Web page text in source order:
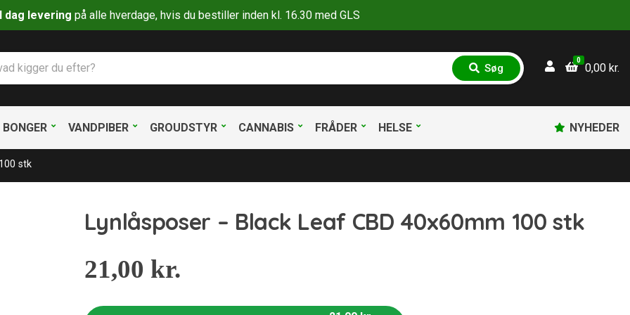
dag levering på alle hverdage, hvis du bestiller inden kl. 16.30 med GLS
S
ø
Søg
0
0,00 kr.
BONGER VANDPIBER GROUDSTYR CANNABIS FRÅDER HELSE NYHEDER
stk
Lynlåsposer – Black Leaf CBD 40x60mm 100 stk
21,00 kr.